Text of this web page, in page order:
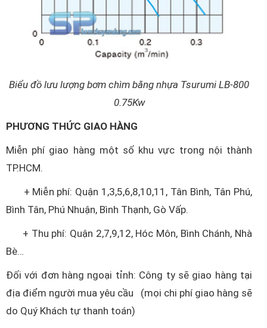
Biểu đồ lưu lượng bơm chìm bằng nhựa Tsurumi LB-800
0.75Kw
PHƯƠNG THỨC GIAO HÀNG
Miễn phí giao hàng một số khu vực trong nội thành
TP.HCM.
+ Miễn phí: Quận 1,3,5,6,8,10,11, Tân Bình, Tân Phú,
Bình Tân, Phú Nhuận, Bình Thạnh, Gò Vấp.
+ Thu phí: Quận 2,7,9,12, Hóc Môn, Bình Chánh, Nhà
Bè…
Đối với đơn hàng ngoại tỉnh: Công ty sẽ giao hàng tại
địa điểm người mua yêu cầu (mọi chi phí giao hàng sẽ
do Quý Khách tự thanh toán)